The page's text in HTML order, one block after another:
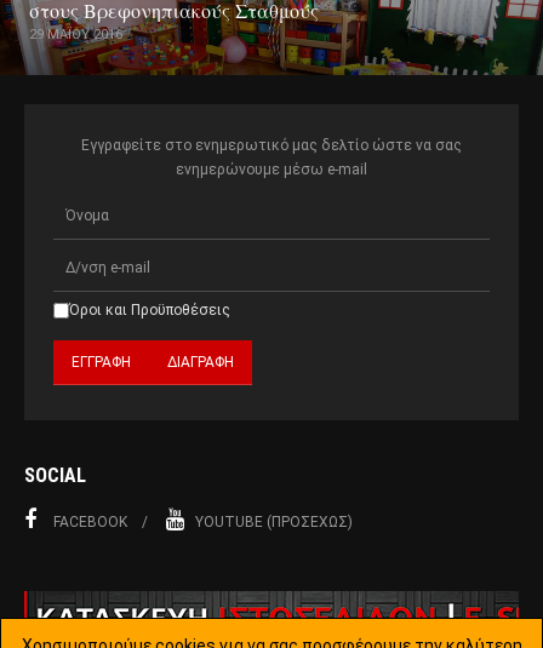
στους Βρεφονηπιακούς Σταθμούς
29 ΜΑΪ́ΟΥ 2016
Εγγραφείτε στο ενημερωτικό μας δελτίο ώστε να σας
ενημερώνουμε μέσω e-mail
Όροι και Προϋποθέσεις
SOCIAL
FACEBOOK YOUTUBE (ΠΡΟΣΕΧΏΣ)